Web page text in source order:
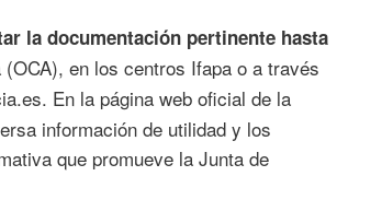
la documentación pertinente hasta
en los centros Ifapa o a través
En la página web oficial de la
información de utilidad y los
que promueve la Junta de